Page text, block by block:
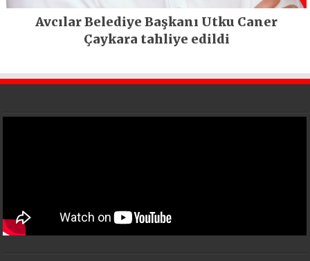
Avcılar Belediye Başkanı Utku Caner
Çaykara tahliye edildi